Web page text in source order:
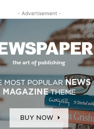
- Advertisement -